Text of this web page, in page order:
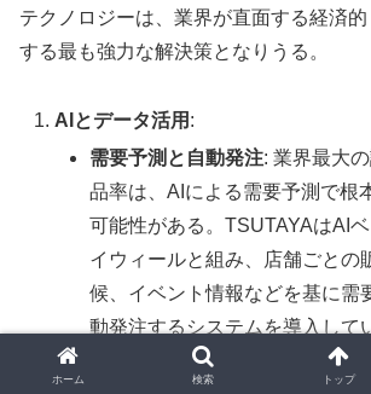
テクノロジーは、業界が直面する経済
する最も強力な解決策となりうる。
AIとデータ活用 :
需要予測と自動発注: 業界最大
品率は、AIによる需要予測で根
可能性がある。TSUTAYAはAI
イウィールと組み、店舗ごとの
候、イベント情報などを基に需
動発注するシステムを導入して
に、大日本印刷（DNP）も書店
ホーム 検索 トップ